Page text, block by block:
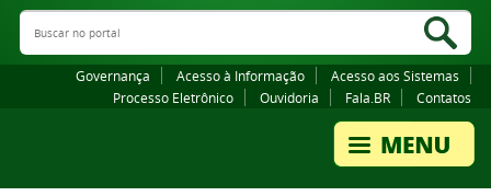
Canais
Buscar no portal
Governança Acesso à Informação
Acesso aos Sistemas
Processo Eletrônico
Ouvidoria Fala.BR Contatos